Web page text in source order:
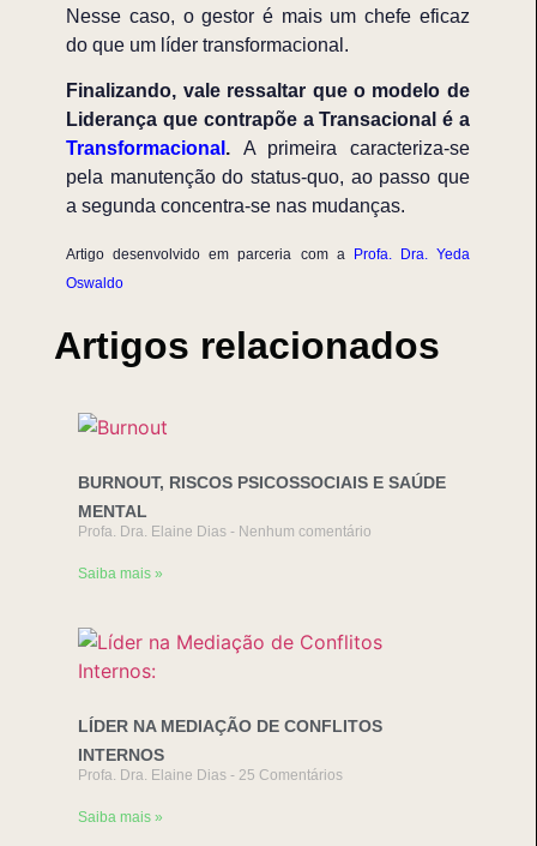
Nesse caso, o gestor é mais um chefe eficaz
do que um líder transformacional.
Finalizando, vale ressaltar que o modelo de
Liderança que contrapõe a Transacional é a
Transformacional . A primeira caracteriza-se
pela manutenção do status-quo, ao passo que
a segunda concentra-se nas mudanças.
Artigo desenvolvido em parceria com a Profa. Dra. Yeda
Oswaldo
Artigos relacionados
BURNOUT, RISCOS PSICOSSOCIAIS E SAÚDE
MENTAL
Profa. Dra. Elaine Dias Nenhum comentário
Saiba mais »
LÍDER NA MEDIAÇÃO DE CONFLITOS
INTERNOS
Profa. Dra. Elaine Dias 25 Comentários
Saiba mais »